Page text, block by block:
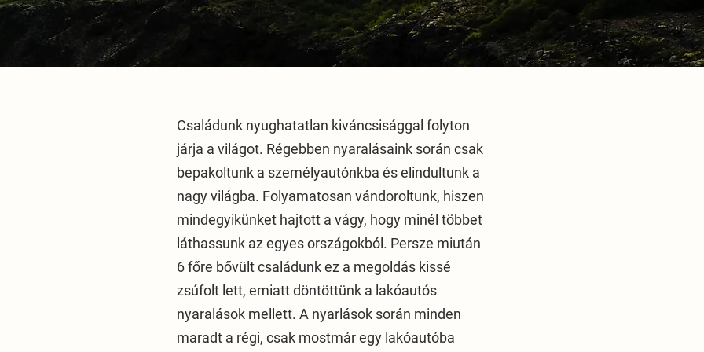
Családunk nyughatatlan kiváncsisággal folyton
járja a világot. Régebben nyaralásaink során csak
bepakoltunk a személyautónkba és elindultunk a
nagy világba. Folyamatosan vándoroltunk, hiszen
mindegyikünket hajtott a vágy, hogy minél többet
láthassunk az egyes országokból. Persze miután
6 főre bővült családunk ez a megoldás kissé
zsúfolt lett, emiatt döntöttünk a lakóautós
nyaralások mellett. A nyarlások során minden
maradt a régi, csak mostmár egy lakóautóba